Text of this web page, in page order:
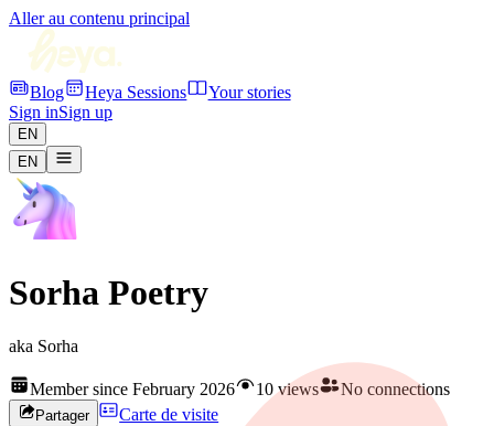
Aller au contenu principal
Blog Heya Sessions
Your stories
Sign inSign up
EN
EN
Sorha Poetry
aka Sorha
Member since February 2026 10 views No connections
Partager Carte de visite